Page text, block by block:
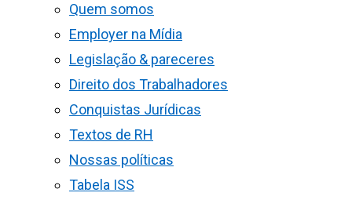
Quem somos
Employer na Mídia
Legislação & pareceres
Direito dos Trabalhadores
Conquistas Jurídicas
Textos de RH
Nossas políticas
Tabela ISS